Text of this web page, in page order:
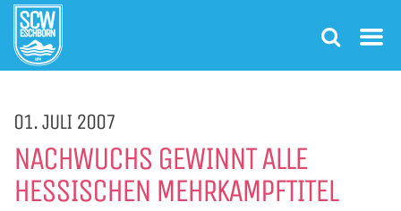
01. JULI 2007
NACHWUCHS GEWINNT ALLE
HESSISCHEN MEHRKAMPFTITEL